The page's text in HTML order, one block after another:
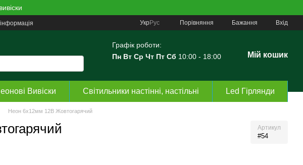
УкрРус Порівняння Бажання Вхід
Графік роботи:
Пн Вт Ср Чт Пт Сб 10:00 - 18:00 Мій кошик
Вивіски Світильники настінні, настільні Led Гірлянди
Неон 6х12мм 12В Жовтогарячий
Артикул
#54